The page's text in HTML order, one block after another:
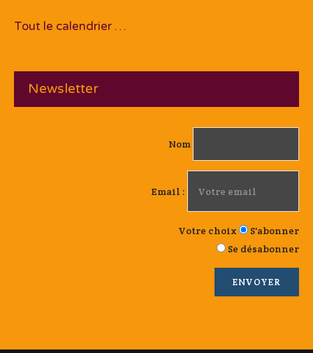
Tout le calendrier …
Newsletter
Nom
Email :
Votre choix
S'abonner
Se désabonner